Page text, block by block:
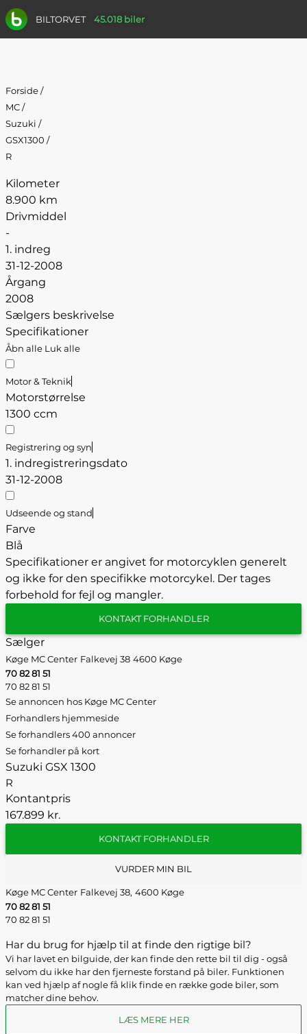
BILTORVET 45.018 biler
Forside/
MC/
Suzuki /
GSX1300 /
R
Kilometer
8.900 km
Drivmiddel
-
1. indreg
31-12-2008
Årgang
2008
Sælgers beskrivelse
Specifikationer
Åbn alle Luk alle
Motor & Teknik
Motorstørrelse
1300 ccm
Registrering og syn
1. indregistreringsdato
31-12-2008
Udseende og stand
Farve
Blå
Specifikationer er angivet for motorcyklen generelt
og ikke for den specifikke motorcykel. Der tages
forbehold for fejl og mangler.
KONTAKT FORHANDLER
Sælger
Køge MC Center Falkevej 38 4600 Køge
70 82 81 51
70 82 81 51
Se annoncen hos Køge MC Center
Forhandlers hjemmeside
Se forhandlers 400 annoncer
Se forhandler på kort
Suzuki GSX 1300
R
Kontantpris
167.899 kr.
KONTAKT FORHANDLER
VURDER MIN BIL
Køge MC Center Falkevej 38, 4600 Køge
70 82 81 51
70 82 81 51
Har du brug for hjælp til at finde den rigtige bil?
Vi har lavet en bilguide, der kan finde den rette bil til dig - også
selvom du ikke har den fjerneste forstand på biler. Funktionen
kan ved hjælp af nogle få klik finde en række gode biler, som
matcher dine behov.
LÆS MERE HER